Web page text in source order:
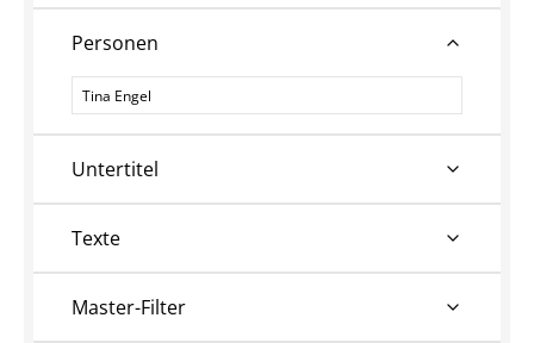
Personen
Personen
Untertitel
Texte
Master-Filter